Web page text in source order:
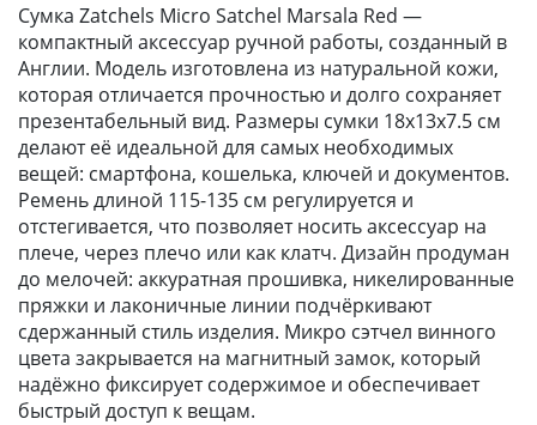
Сумка Zatchels Micro Satchel Marsala Red —
компактный аксессуар ручной работы, созданный в
Англии. Модель изготовлена из натуральной кожи,
которая отличается прочностью и долго сохраняет
презентабельный вид. Размеры сумки 18x13x7.5 см
делают её идеальной для самых необходимых
вещей: смартфона, кошелька, ключей и документов.
Ремень длиной 115-135 см регулируется и
отстегивается, что позволяет носить аксессуар на
плече, через плечо или как клатч. Дизайн продуман
до мелочей: аккуратная прошивка, никелированные
пряжки и лаконичные линии подчёркивают
сдержанный стиль изделия. Микро сэтчел винного
цвета закрывается на магнитный замок, который
надёжно фиксирует содержимое и обеспечивает
быстрый доступ к вещам.